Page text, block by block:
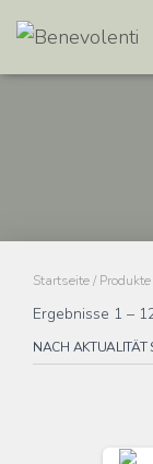
Startseite/
Ergebnisse 1 –